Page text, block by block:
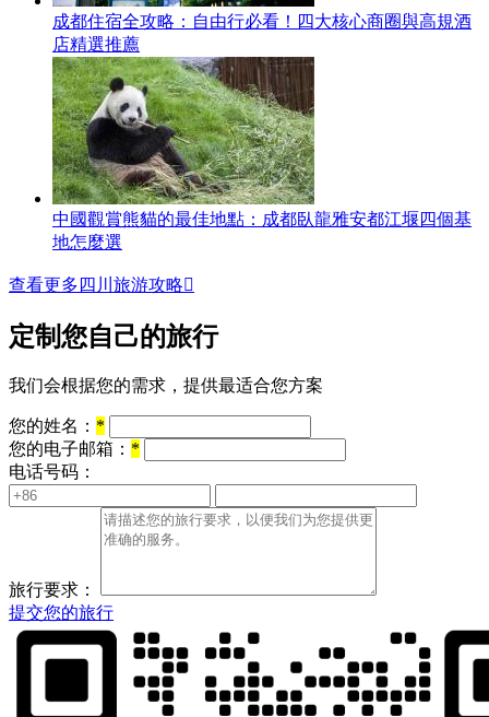
成都住宿全攻略：自由行必看！四大核心商圈與高規酒
店精選推薦
中國觀賞熊貓的最佳地點：成都臥龍雅安都江堰四個基
地怎麼選
查看更多四川旅游攻略
定制您自己的旅行
我们会根据您的需求，提供最适合您方案
您的姓名： *
您的电子邮箱： *
电话号码：
旅行要求：
提交您的旅行